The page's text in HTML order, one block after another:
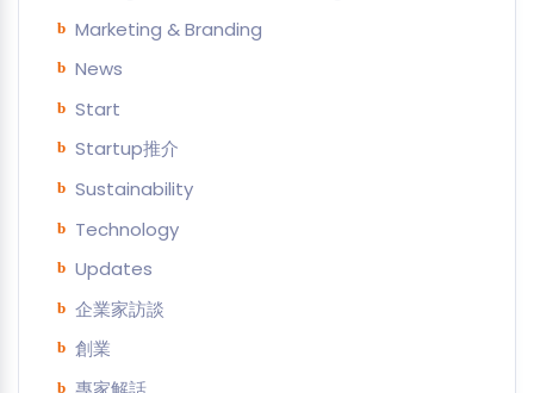
Marketing & Branding
News
Start
Startup推介
Sustainability
Technology
Updates
企業家訪談
創業